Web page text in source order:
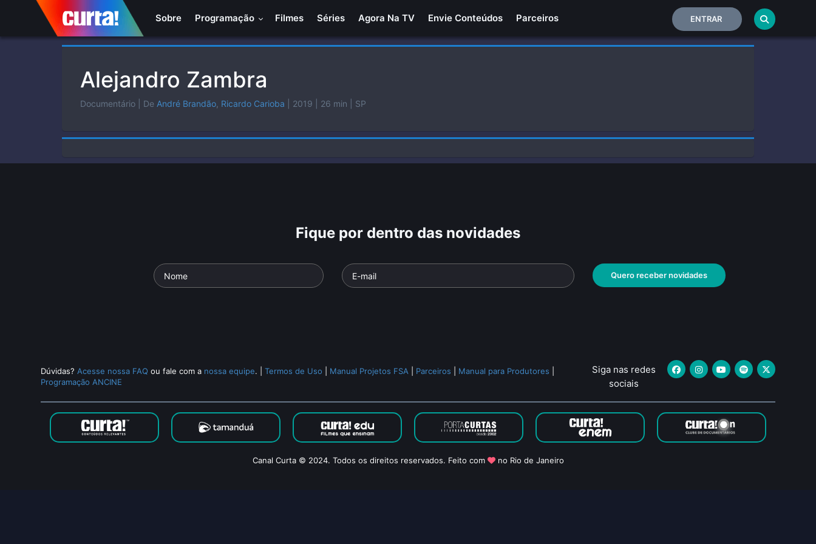
Sobre Programação Filmes Séries Agora Na TV Envie Conteúdos Parceiros ENTRAR
Home
Alejandro Zambra
Documentário | De André Brandão Ricardo Carioba | 2019 | 26 min | SP
Fique por dentro das novidades
Quero receber novidades
Dúvidas? Acesse nossa FAQ ou fale com a nossa equipe. |Termos de Uso Manual Projetos FSA Parceiros Manual para Produtores
Programação ANCINE
Siga nas redes
sociais
Canal Curta © 2024. Todos os direitos reservados. Feito com no Rio de Janeiro